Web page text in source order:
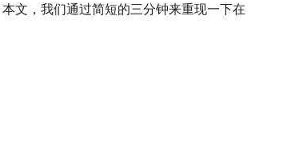
文，我们通过简短的三分钟来重现一下在